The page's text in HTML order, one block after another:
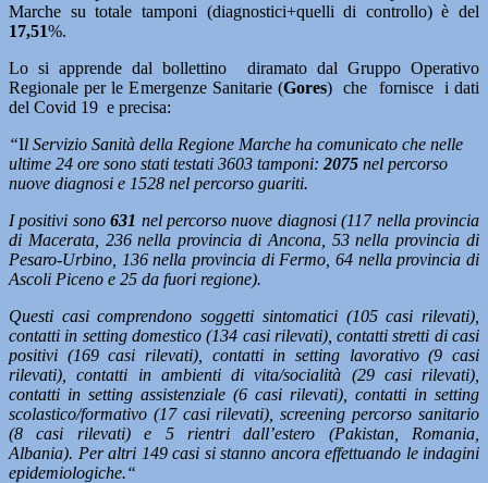
Marche su totale tamponi (diagnostici+quelli di controllo) è del
17,51%.
Lo si apprende dal bollettino diramato dal Gruppo Operativo
Regionale per le Emergenze Sanitarie (Gores) che fornisce i dati
del Covid 19 e precisa:
“Il Servizio Sanità della Regione Marche ha comunicato che nelle
ultime 24 ore sono stati testati 3603 tamponi: 2075 nel percorso
nuove diagnosi e 1528 nel percorso guariti.
I positivi sono631 nel percorso nuove diagnosi (117 nella provincia
di Macerata, 236 nella provincia di Ancona, 53 nella provincia di
Pesaro-Urbino, 136 nella provincia di Fermo, 64 nella provincia di
Ascoli Piceno e 25 da fuori regione).
Questi casi comprendono soggetti sintomatici (105 casi rilevati),
contatti in setting domestico (134 casi rilevati), contatti stretti di casi
positivi (169 casi rilevati), contatti in setting lavorativo (9 casi
rilevati), contatti in ambienti di vita/socialità (29 casi rilevati),
contatti in setting assistenziale (6 casi rilevati), contatti in setting
scolastico/formativo (17 casi rilevati), screening percorso sanitario
(8 casi rilevati) e 5 rientri dall’estero (Pakistan, Romania,
Albania). Per altri 149 casi si stanno ancora effettuando le indagini
epidemiologiche.“